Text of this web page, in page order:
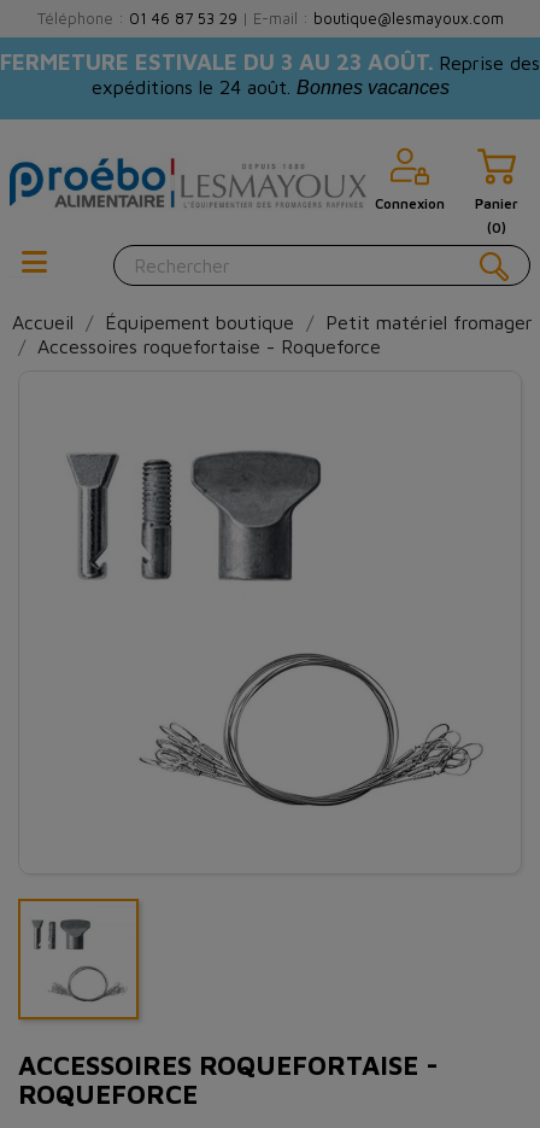
Téléphone : 01 46 87 53 29 | E-mail : boutique@lesmayoux.com
FERMETURE ESTIVALE DU 3 AU 23 AOÛT. Reprise des
expéditions le 24 août. Bonnes vacances
Connexion
Panier
(0)
Accueil Équipement boutique
Petit matériel fromager
Accessoires roquefortaise - Roqueforce
ACCESSOIRES ROQUEFORTAISE -
ROQUEFORCE